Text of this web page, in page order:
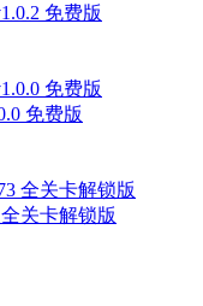
免费版
免费版
关卡解锁版